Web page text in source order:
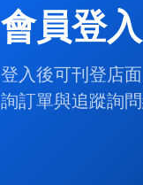
會員登入
登入後可刊登店
詢訂單與追蹤詢問